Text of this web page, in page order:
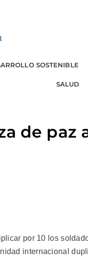
SOSTENIBLE
SALUD
de paz
por 10 los
internacional